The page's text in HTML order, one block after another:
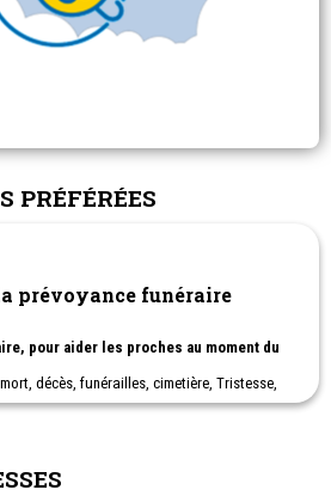
PRÉFÉRÉES
prévoyance funéraire
pour aider les proches au moment du
décès, funérailles, cimetière, Tristesse,
Rite funéraire, Soutien en deuil,